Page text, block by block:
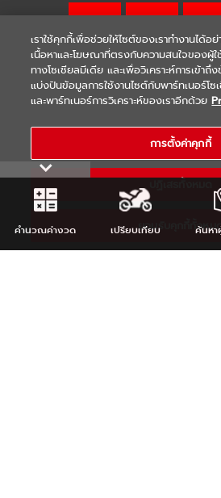
WARRANTY | Terms
COPYRIGHT 2021 THAI YAMAHA
RESERVED
คำนวณค่างวด เปรียบเทียบ ค้นหา
เราใช้คุกกี้เพื่อช่วยให้ไซต์ของเราทำงานได้
เนื้อหาและโฆษณาที่ตรงกับความสนใจของผู้
ทางโซเชียลมีเดีย และเพื่อวิเคราะห์การเข้าถึ
แบ่งปันข้อมูลการใช้งานไซต์กับพาร์ทเนอร์โ
และพาร์ทเนอร์การวิเคราะห์ของเราอีกด้วย
การตั้งค่าคุกกี้
ยอมรับคุกกี้ทั้งหม